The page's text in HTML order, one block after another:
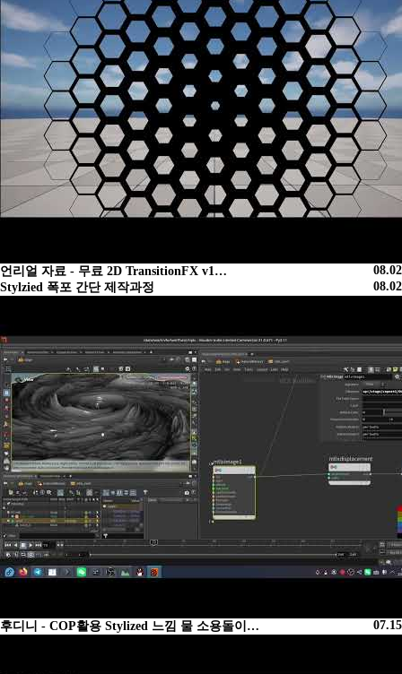
08.02
언리얼 자료 - 무료 2D TransitionFX v1…
08.02
Stylzied 폭포 간단 제작과정
07.15
후디니 - COP활용 Stylized 느낌 물 소용돌이…